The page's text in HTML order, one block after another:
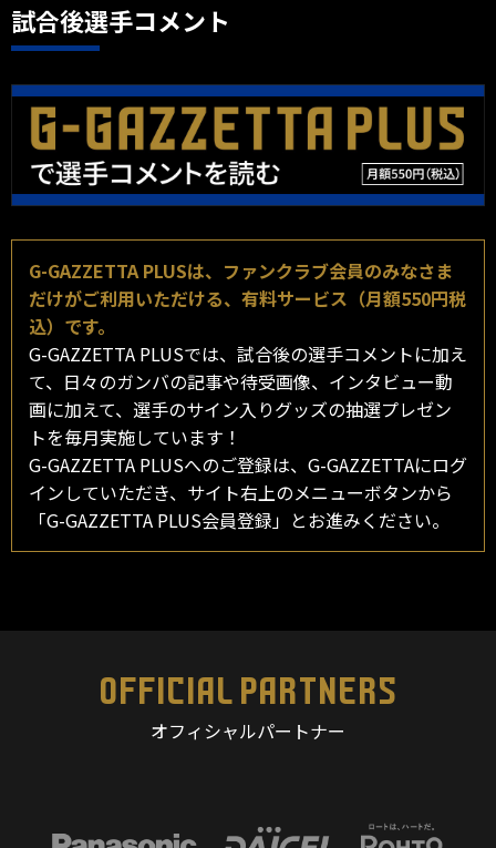
試合後選手コメント
G-GAZZETTA PLUSは、ファンクラブ会員のみなさま
だけがご利用いただける、有料サービス（月額550円税
込）です。
G-GAZZETTA PLUSでは、試合後の選手コメントに加え
て、日々のガンバの記事や待受画像、インタビュー動
画に加えて、選手のサイン入りグッズの抽選プレゼン
トを毎月実施しています！
G-GAZZETTA PLUSへのご登録は、G-GAZZETTAにログ
インしていただき、サイト右上のメニューボタンから
「G-GAZZETTA PLUS会員登録」とお進みください。
OFFICIAL PARTNERS
オフィシャルパートナー